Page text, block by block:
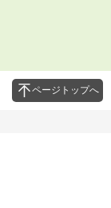
ページトップへ